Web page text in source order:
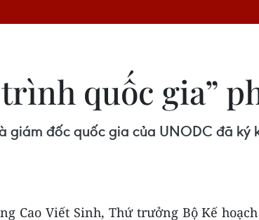
quốc gia”
giám đốc quốc gia của UNODC đã ký
Cao Viết Sinh, Thứ trưởng Bộ Kế